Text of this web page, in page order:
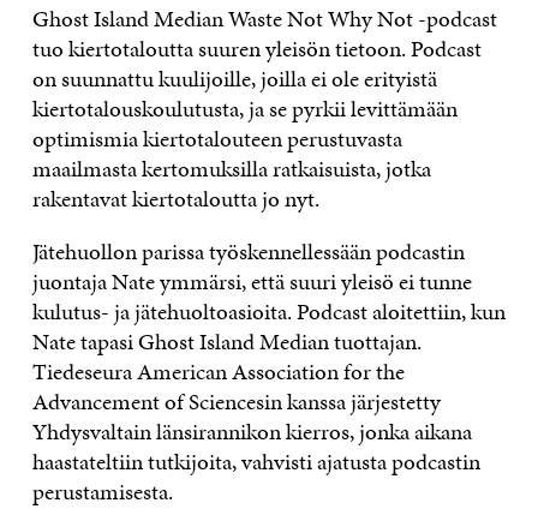
Ghost Island Median Waste Not Why Not -podcast
tuo kiertotaloutta suuren yleisön tietoon. Podcast
on suunnattu kuulijoille, joilla ei ole erityistä
kiertotalouskoulutusta, ja se pyrkii levittämään
optimismia kiertotalouteen perustuvasta
maailmasta kertomuksilla ratkaisuista, jotka
rakentavat kiertotaloutta jo nyt.
Jätehuollon parissa työskennellessään podcastin
juontaja Nate ymmärsi, että suuri yleisö ei tunne
kulutus- ja jätehuoltoasioita. Podcast aloitettiin, kun
Nate tapasi Ghost Island Median tuottajan.
Tiedeseura American Association for the
Advancement of Sciencesin kanssa järjestetty
Yhdysvaltain länsirannikon kierros, jonka aikana
haastateltiin tutkijoita, vahvisti ajatusta podcastin
perustamisesta.